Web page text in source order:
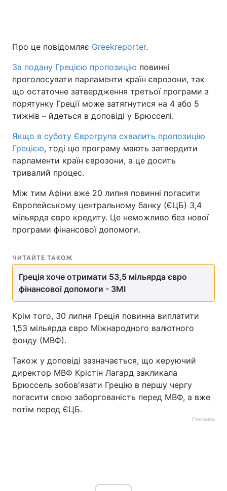
Про це повідомляє Greekreporter.
За подану Грецією пропозицію повинні
проголосувати парламенти країн єврозони, так
що остаточне затвердження третьої програми з
порятунку Греції може затягнутися на 4 або 5
тижнів – йдеться в доповіді у Брюсселі.
Якщо в суботу Єврогрупа схвалить пропозицію
Грецією, тоді цю програму мають затвердити
парламенти країн єврозони, а це досить
тривалий процес.
Між тим Афіни вже 20 липня повинні погасити
Європейському центральному банку (ЄЦБ) 3,4
мільярда євро кредиту. Це неможливо без нової
програми фінансової допомоги.
ЧИТАЙТЕ ТАКОЖ
Греція хоче отримати 53,5 мільярда євро
фінансової допомоги - ЗМІ
Крім того, 30 липня Греція повинна виплатити
1,53 мільярда євро Міжнародного валютного
фонду (МВФ).
Також у доповіді зазначається, що керуючий
директор МВФ Крістін Лагард закликала
Брюссель зобов'язати Грецію в першу чергу
погасити свою заборгованість перед МВФ, а вже
потім перед ЄЦБ.
Реклама